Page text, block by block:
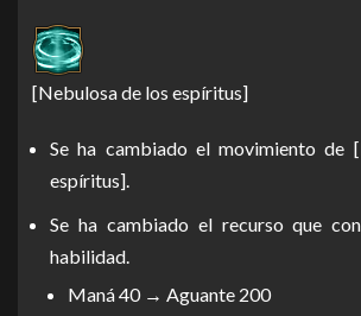
[Nebulosa de los espíritus]
Se ha cambiado el movimiento de
espíritus].
Se ha cambiado el recurso que
habilidad.
Maná 40 → Aguante 200